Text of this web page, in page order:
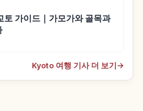
토 가이드｜가모가와 골목과
Kyoto 여행 기사 더 보기→